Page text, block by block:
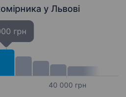
у Львові
грн
40 000 грн